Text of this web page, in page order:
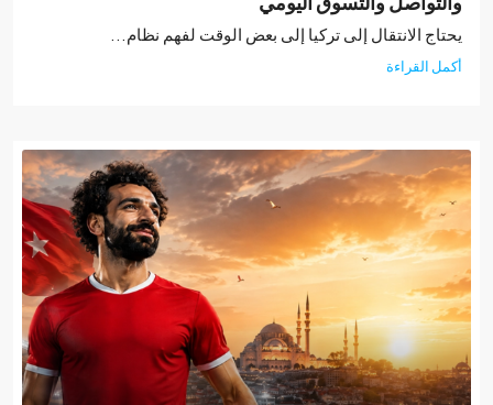
الانتقال إلى تركيا إلى بعض الوقت لفهم نظام...
القراءة